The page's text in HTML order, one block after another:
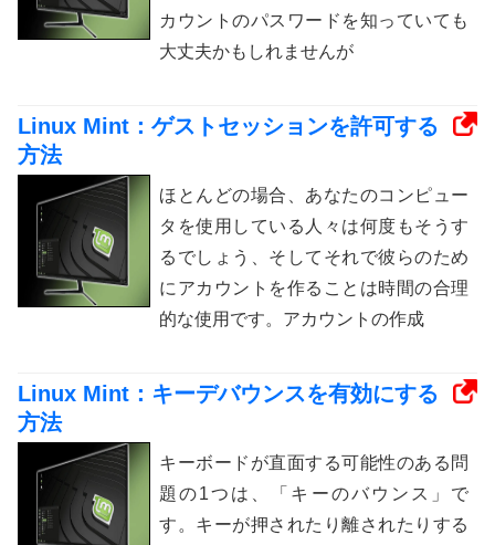
カウントのパスワードを知っていても
大丈夫かもしれませんが
Linux Mint：ゲストセッションを許可する
方法
ほとんどの場合、あなたのコンピュー
タを使用している人々は何度もそうす
るでしょう、そしてそれで彼らのため
にアカウントを作ることは時間の合理
的な使用です。アカウントの作成
Linux Mint：キーデバウンスを有効にする
方法
キーボードが直面する可能性のある問
題の1つは、「キーのバウンス」で
す。キーが押されたり離されたりする